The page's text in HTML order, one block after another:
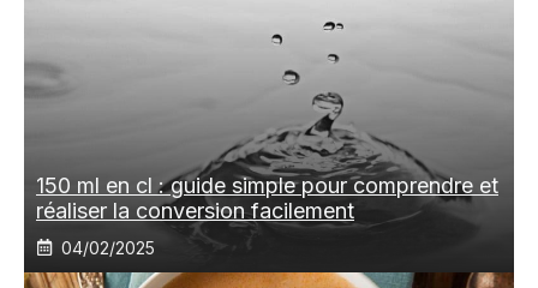
150 ml en cl : guide simple pour comprendre et
réaliser la conversion facilement
04/02/2025